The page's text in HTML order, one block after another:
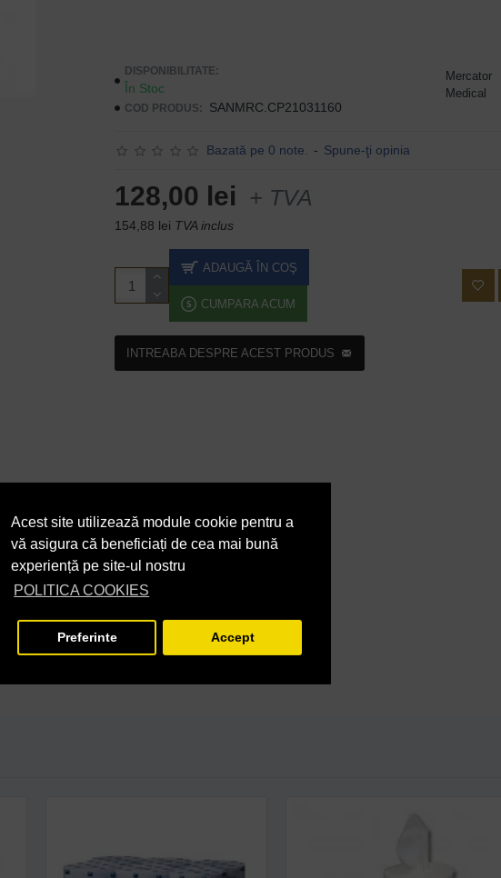
Acest site utilizează module cookie pentru a
vă asigura că beneficiați de cea mai bună
experiență pe site-ul nostru
POLITICA COOKIES
Preferinte Accept
DISPONIBILITATE:
În Stoc
COD PRODUS: SANMRC.CP21031160
Mercator
Medical
Bazată pe 0 note. - Spune-ţi opinia
128,00 lei + TVA
154,88 lei TVA inclus
ADAUGĂ ÎN COŞ
CUMPARA ACUM
INTREABA DESPRE ACEST PRODUS